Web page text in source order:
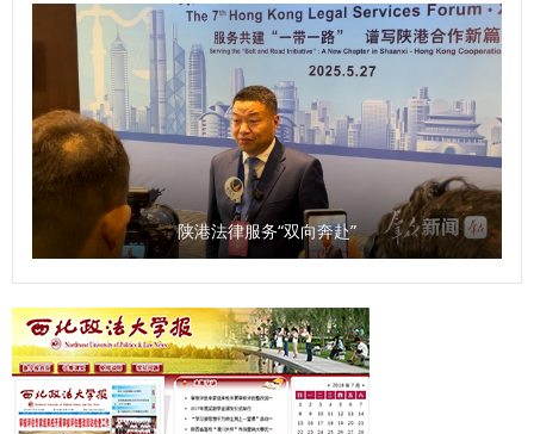
硬的素质能力。经过三个环节的激烈角逐，最终，李伟弟、刘
洋荣获一等奖，崔梁凡等4位同志荣获二等奖，邵大壮等6位同
志荣获三等奖，吴亢等10位同志荣获优秀奖。 9月30日，大
赛颁奖仪式在长安校区校务楼二楼报告厅举行。校党委副书记
郭武军作总结讲话。他强调，全体科级干部要进一步强化理论
学习，提高系统学习与思考的能力；要树立正确的政绩观，把
服务师生作为成长根基与价值追求；要以“务实、担当、创
新”的优良作风，认真履职尽责，为推动学校事业高质量发展
贡献力量。 参赛选手潘龙说，“能在强手如林的比赛中获奖，
我倍感荣幸。这次经历让我深刻体会到，‘能写、会说、善思、
肯干’不仅是比赛要求，更是做好教学管理服务工作的基石。我
将把这份收获带回一线，继续当好连接师生、保障教学的‘螺丝
钉’，在平凡的岗位上为学校事业发展贡献自己全部的力量”。
陕港法律服务“双向奔赴”